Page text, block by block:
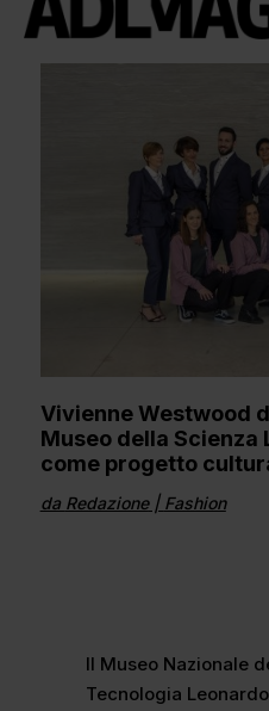
Vivienne Westwood
Museo della Scienza
come progetto
da Redazione| Fashion
Il Museo Nazionale
Tecnologia